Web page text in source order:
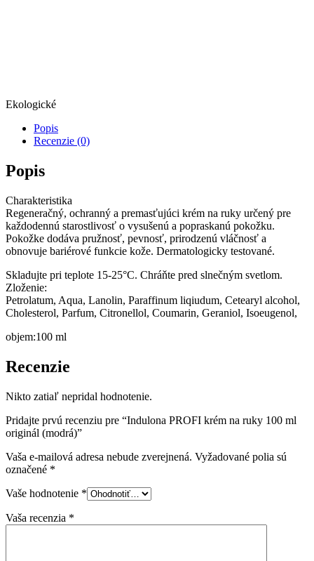
Ekologické
Popis
Recenzie (0)
Popis
Charakteristika
Regeneračný, ochranný a premasťujúci krém na ruky určený pre
každodennú starostlivosť o vysušenú a popraskanú pokožku.
Pokožke dodáva pružnosť, pevnosť, prirodzenú vláčnosť a
obnovuje bariérové funkcie kože. Dermatologicky testované.
Skladujte pri teplote 15-25°C. Chráňte pred slnečným svetlom.
Zloženie:
Petrolatum, Aqua, Lanolin, Paraffinum liqiudum, Cetearyl alcohol,
Cholesterol, Parfum, Citronellol, Coumarin, Geraniol, Isoeugenol,
objem:100 ml
Recenzie
Nikto zatiaľ nepridal hodnotenie.
Pridajte prvú recenziu pre “Indulona PROFI krém na ruky 100 ml
originál (modrá)”
Vaša e-mailová adresa nebude zverejnená. Vyžadované polia sú
označené *
Vaše hodnotenie *
Vaša recenzia *